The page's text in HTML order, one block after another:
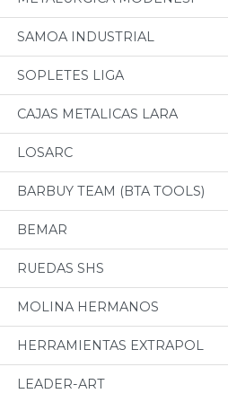
SAMOA INDUSTRIAL
SOPLETES LIGA
CAJAS METALICAS LARA
LOSARC
BARBUY TEAM (BTA TOOLS)
BEMAR
RUEDAS SHS
MOLINA HERMANOS
HERRAMIENTAS EXTRAPOL
LEADER-ART